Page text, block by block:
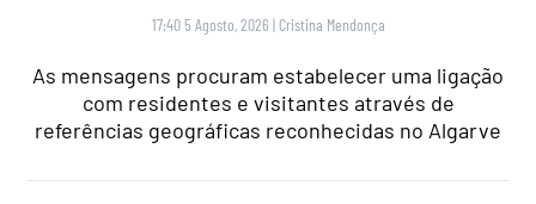
17:40 5 Agosto, 2026 | Cristina Mendonça
As mensagens procuram estabelecer uma ligação
com residentes e visitantes através de
referências geográficas reconhecidas no Algarve